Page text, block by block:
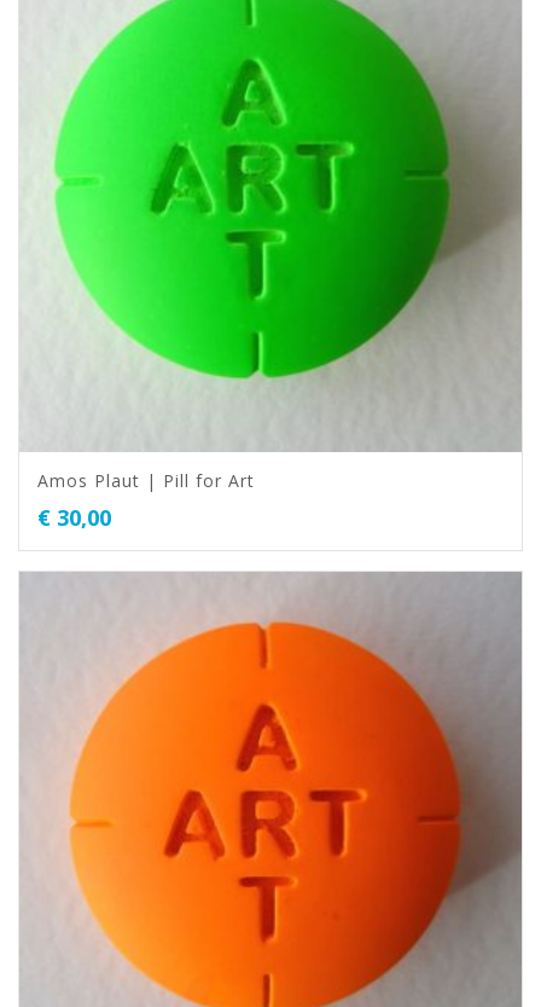
Amos Plaut | Pill for Art
€ 30,00